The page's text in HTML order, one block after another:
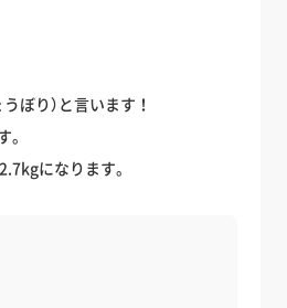
ぼり）と言います！
になります。